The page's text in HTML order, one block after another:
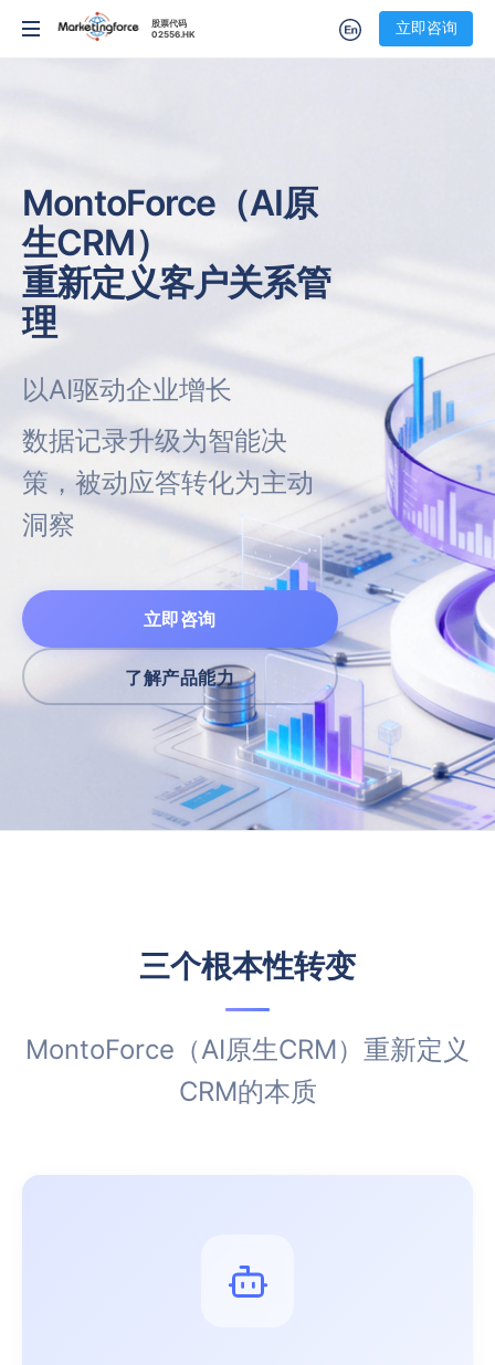
股票代码
02556.HK
立即咨询
MontoForce（AI原
生CRM）
重新定义客户关系管
理
以AI驱动企业增长
数据记录升级为智能决
策，被动应答转化为主动
洞察
立即咨询
了解产品能力
三个根本性转变
MontoForce（AI原生CRM）重新定义
CRM的本质
股票代码
02556.HK
立即咨询